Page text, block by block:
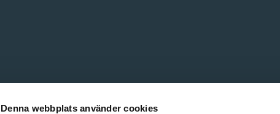
Denna webbplats använder cookies